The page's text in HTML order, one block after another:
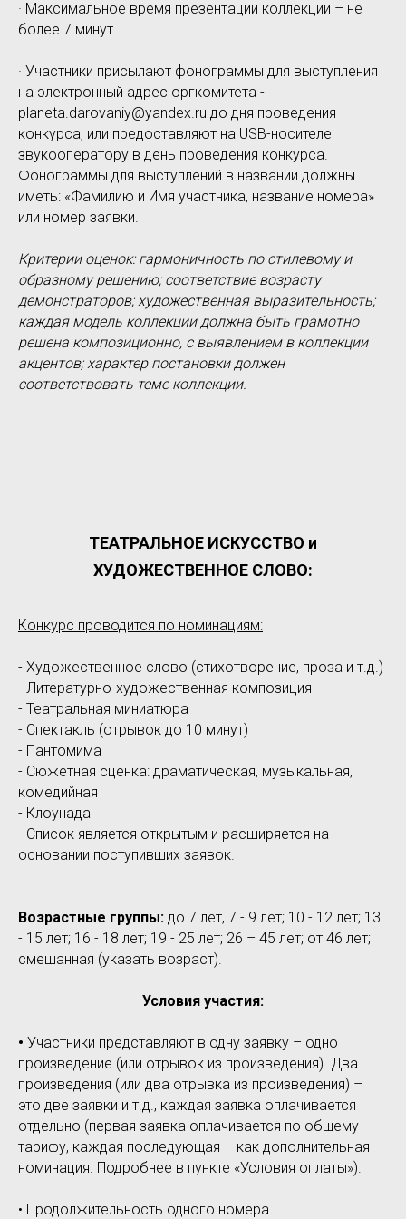
· Максимальное время презентации коллекции – не
более 7 минут.
· Участники присылают фонограммы для выступления
на электронный адрес оргкомитета -
planeta.darovaniy@yandex.ru до дня проведения
конкурса, или предоставляют на USB-носителе
звукооператору в день проведения конкурса.
Фонограммы для выступлений в названии должны
иметь: «Фамилию и Имя участника, название номера»
или номер заявки.
Критерии оценок: гармоничность по стилевому и
образному решению; соответствие возрасту
демонстраторов; художественная выразительность;
каждая модель коллекции должна быть грамотно
решена композиционно, с выявлением в коллекции
акцентов; характер постановки должен
соответствовать теме коллекции.
ТЕАТРАЛЬНОЕ ИСКУССТВО и
ХУДОЖЕСТВЕННОЕ СЛОВО:
Конкурс проводится по номинациям:
- Художественное слово (стихотворение, проза и т.д.)
- Литературно-художественная композиция
- Театральная миниатюра
- Спектакль (отрывок до 10 минут)
- Пантомима
- Сюжетная сценка: драматическая, музыкальная,
комедийная
- Клоунада
- Список является открытым и расширяется на
основании поступивших заявок.
Возрастные группы: до 7 лет, 7 - 9 лет; 10 - 12 лет; 13
- 15 лет; 16 - 18 лет; 19 - 25 лет; 26 – 45 лет; от 46 лет;
смешанная (указать возраст).
Условия участия:
• Участники представляют в одну заявку – одно
произведение (или отрывок из произведения). Два
произведения (или два отрывка из произведения) –
это две заявки и т.д., каждая заявка оплачивается
отдельно (первая заявка оплачивается по общему
тарифу, каждая последующая – как дополнительная
номинация. Подробнее в пункте «Условия оплаты»).
• Продолжительность одного номера